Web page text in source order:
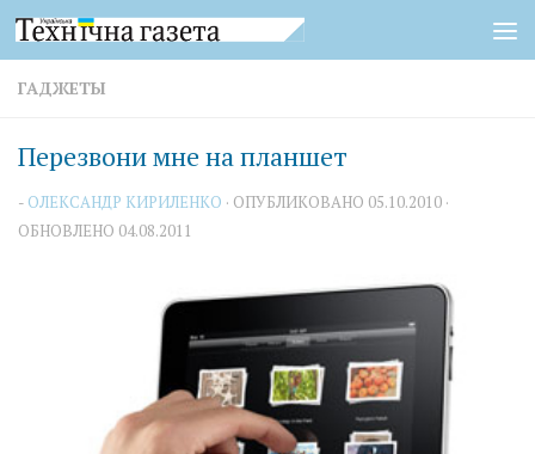
Перейти к содержимому
ГАДЖЕТЫ
Перезвони мне на планшет
- ОЛЕКСАНДР КИРИЛЕНКО · ОПУБЛИКОВАНО 05.10.2010 ·
ОБНОВЛЕНО 04.08.2011